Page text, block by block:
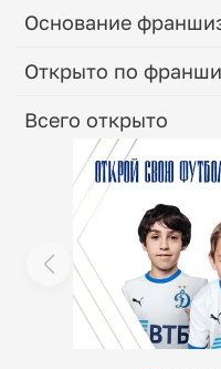
Основание
Открыто по
Всего открыто